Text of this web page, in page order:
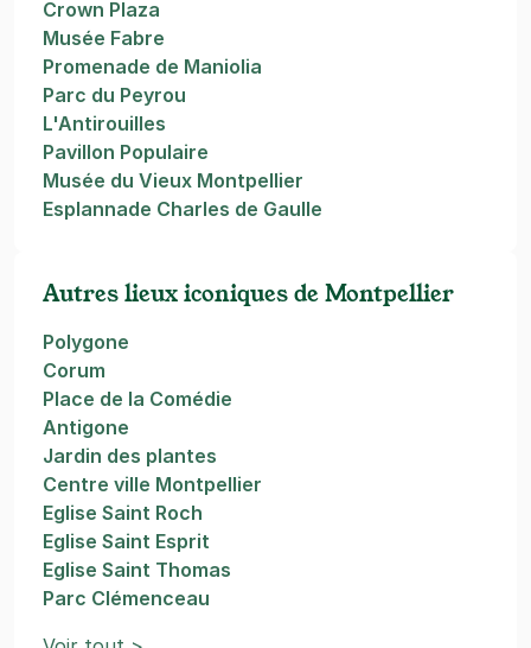
Crown Plaza
Musée Fabre
Promenade de Maniolia
Parc du Peyrou
L'Antirouilles
Pavillon Populaire
Musée du Vieux Montpellier
Esplannade Charles de Gaulle
Autres lieux iconiques de Montpellier
Polygone
Corum
Place de la Comédie
Antigone
Jardin des plantes
Centre ville Montpellier
Eglise Saint Roch
Eglise Saint Esprit
Eglise Saint Thomas
Parc Clémenceau